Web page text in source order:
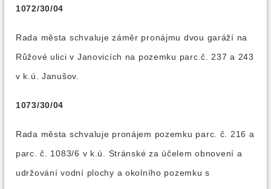
1072/30/04
Rada města schvaluje záměr pronájmu dvou garáží na
Růžové ulici v Janovicích na pozemku parc.č. 237 a 243
v k.ú. Janušov.
1073/30/04
Rada města schvaluje pronájem pozemku parc. č. 216 a
parc. č. 1083/6 v k.ú. Stránské za účelem obnovení a
udržování vodní plochy a okolního pozemku s